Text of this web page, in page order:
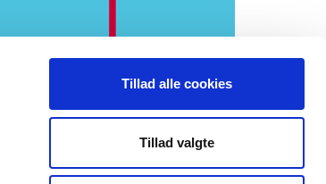
Tillad alle cookies
Tillad valgte